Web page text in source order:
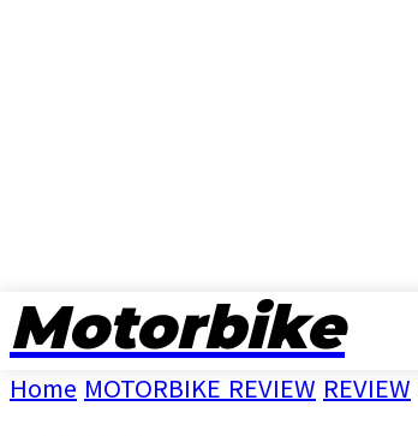
Motorbike
Home MOTORBIKE REVIEW REVIEW